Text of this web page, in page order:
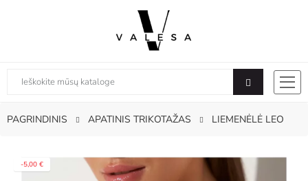
PAGRINDINIS APATINIS TRIKOTAŽAS LIEMENĖLĖ LEO
-5,00 €